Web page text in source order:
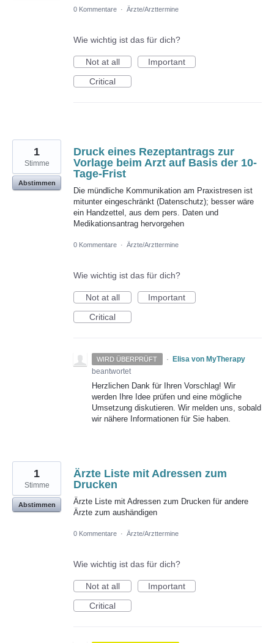
0 Kommentare · Ärzte/Arzttermine
Wie wichtig ist das für dich?
Not at all
Important
Critical
Druck eines Rezeptantrags zur
Vorlage beim Arzt auf Basis der 10-
Tage-Frist
Die mündliche Kommunikation am Praxistresen ist
mitunter eingeschränkt (Datenschutz); besser wäre
ein Handzettel, aus dem pers. Daten und
Medikationsantrag hervorgehen
1
Stimme
Abstimmen
0 Kommentare · Ärzte/Arzttermine
Wie wichtig ist das für dich?
Not at all
Important
Critical
WIRD ÜBERPRÜFT · Elisa von MyTherapy
beantwortet
Herzlichen Dank für Ihren Vorschlag! Wir
werden Ihre Idee prüfen und eine mögliche
Umsetzung diskutieren. Wir melden uns, sobald
wir nähere Informationen für Sie haben.
Ärzte Liste mit Adressen zum
Drucken
Ärzte Liste mit Adressen zum Drucken für andere
Ärzte zum aushändigen
1
Stimme
Abstimmen
0 Kommentare · Ärzte/Arzttermine
Wie wichtig ist das für dich?
Not at all
Important
Critical